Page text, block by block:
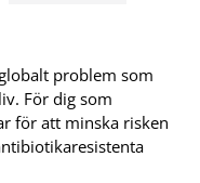
problem som
För dig som
för att minska risken